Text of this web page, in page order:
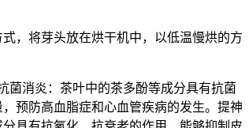
，将芽头放在烘干机中，以低温慢烘的方
菌消炎：茶叶中的茶多酚等成分具有抗菌
预防高血脂症和心血管疾病的发生。提神